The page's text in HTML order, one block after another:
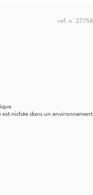
ref. n° 27758
nichée dans un environnement